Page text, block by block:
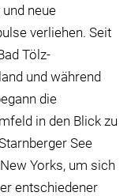
neue
verliehen. Seit
Tölz-
und während
die
in den Blick zu
See
Yorks, um sich
entschiedener